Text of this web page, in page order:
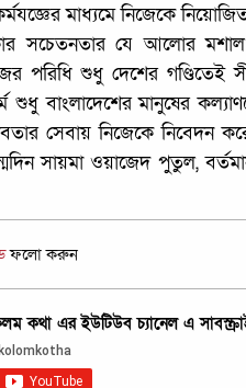
মাধ্যমে নিজেকে
সচেতনতার যে আলোর মশাল
পরিধি শুধু দেশের গণ্ডিতেই
বাংলাদেশের মানুষের
সেবায় নিজেকে নিবেদন
সায়মা ওয়াজেদ পুতুল,
ফলো করুন
কথা এর ইউটিউব চ্যানেল এ